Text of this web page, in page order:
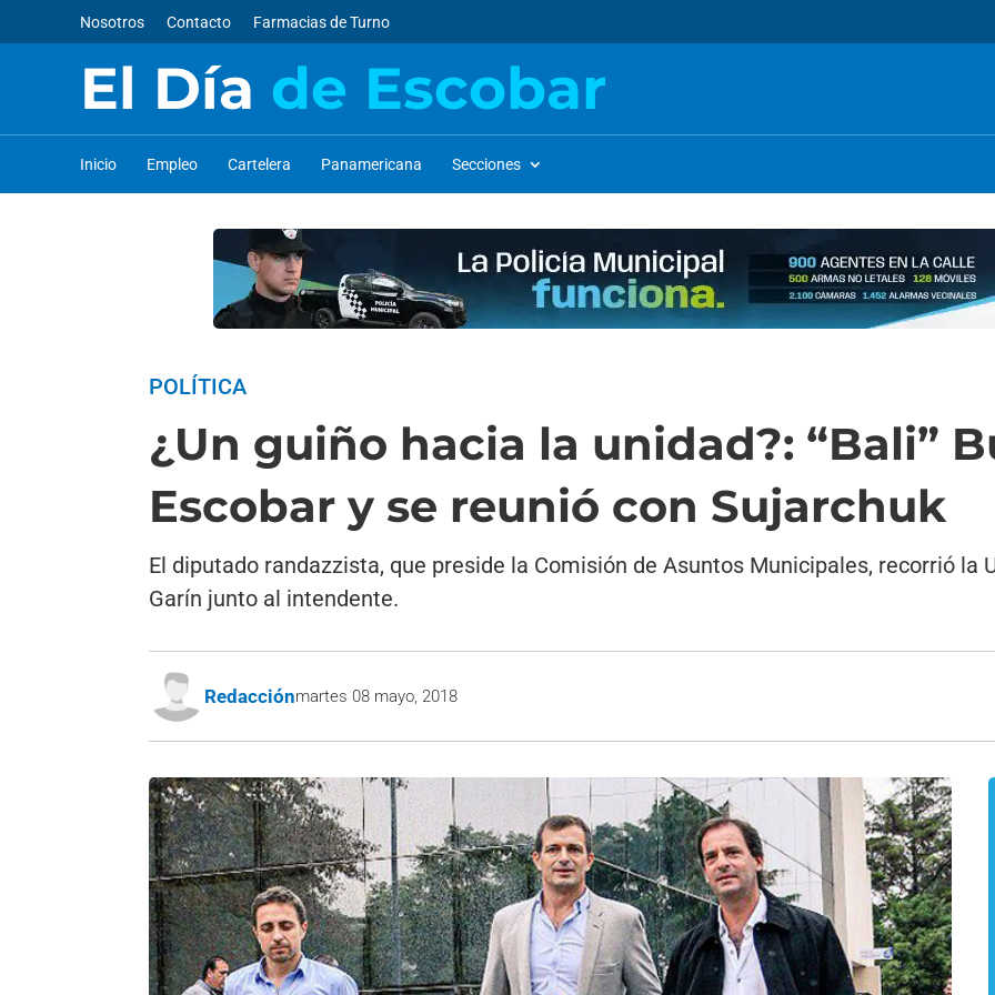
Nosotros Contacto Farmacias de Turno
El Día de Escobar
Inicio Empleo Cartelera Panamericana Secciones
POLÍTICA
¿Un guiño hacia la unidad?: “Bali”
Escobar y se reunió con Sujarchuk
El diputado randazzista, que preside la Comisión de Asuntos Municipales, recorrió la
Garín junto al intendente.
Redacciónmartes 08 mayo, 2018